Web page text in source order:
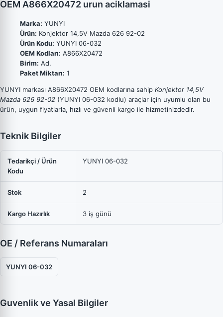
OEM A866X20472 urun aciklamasi
Marka: YUNYI
Ürün: Konjektor 14,5V Mazda 626 92-02
Ürün Kodu: YUNYI 06-032
OEM Kodları: A866X20472
Birim: Ad.
Paket Miktarı: 1
YUNYI markası A866X20472 OEM kodlarına sahip Konjektor 14,5V
Mazda 626 92-02 (YUNYI 06-032 kodlu) araçlar için uyumlu olan bu
ürün, uygun fiyatlarla, hızlı ve güvenli kargo ile hizmetinizdedir.
Teknik Bilgiler
Tedarikçi / Ürün
Kodu
YUNYI 06-032
Stok 2
Kargo Hazırlık 3 iş günü
OE / Referans Numaraları
YUNYI 06-032
Guvenlik ve Yasal Bilgiler